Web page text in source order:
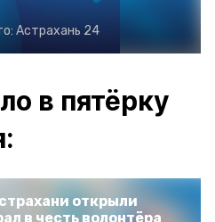
Астрахань 24
в пятёрку
открыли
в честь волонтёра